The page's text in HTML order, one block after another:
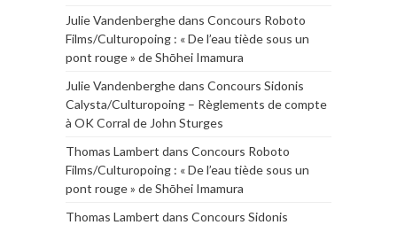
Julie Vandenberghedans Concours Roboto
Films/Culturopoing : « De l’eau tiède sous un
pont rouge » de Shōhei Imamura
Julie Vandenberghedans Concours Sidonis
Calysta/Culturopoing – Règlements de compte
à OK Corral de John Sturges
Thomas Lambert dans Concours Roboto
Films/Culturopoing : « De l’eau tiède sous un
pont rouge » de Shōhei Imamura
Thomas Lambert dans Concours Sidonis